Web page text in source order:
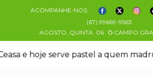
ACOMPANHE-NOS
(67) 99669-9563
AGOSTO, QUINTA 06 CAMPO
e hoje serve pastel a quem